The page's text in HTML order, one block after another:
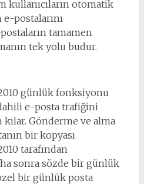
kullanıcıların otomatik
postalarını
tamamen
tek yolu budur.
günlük fonksiyonu
e-posta trafiğini
Gönderme ve alma
bir kopyası
tarafından
sonra sözde bir günlük
bir günlük posta